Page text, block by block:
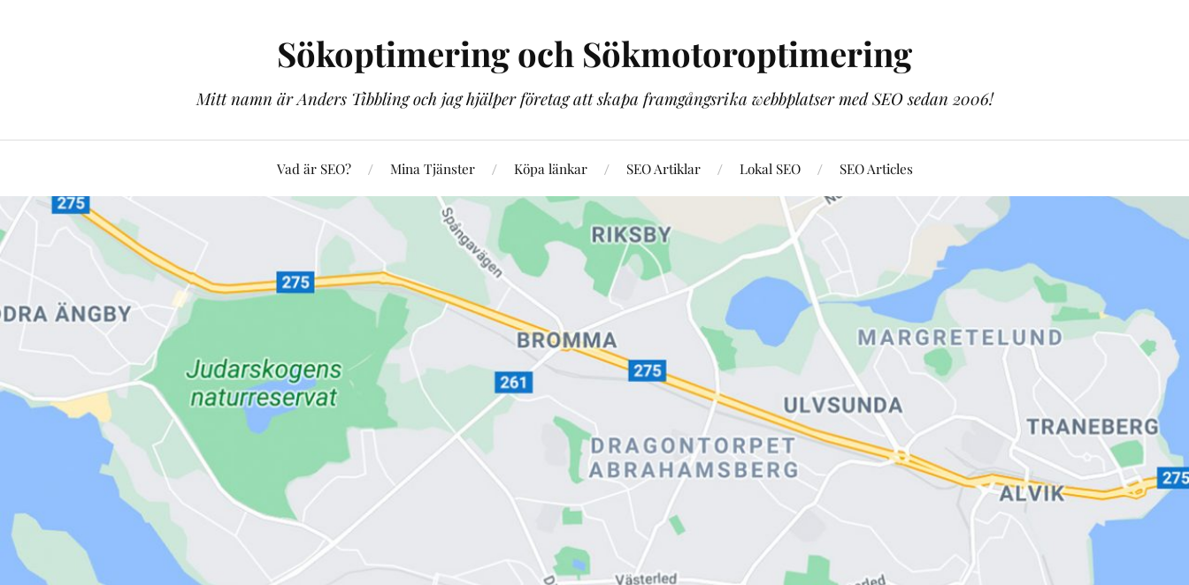
Sökoptimering och Sökmotoroptimering
Mitt namn är Anders Tibbling och jag hjälper företag att skapa framgångsrika webbplatser med SEO sedan 2006!
Vad är SEO? Mina Tjänster Köpa länkar SEO Artiklar Lokal SEO SEO Articles